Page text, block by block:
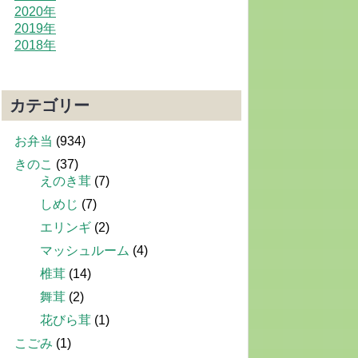
2020年
2019年
2018年
カテゴリー
お弁当 (934)
きのこ (37)
えのき茸 (7)
しめじ (7)
エリンギ (2)
マッシュルーム (4)
椎茸 (14)
舞茸 (2)
花びら茸 (1)
こごみ (1)